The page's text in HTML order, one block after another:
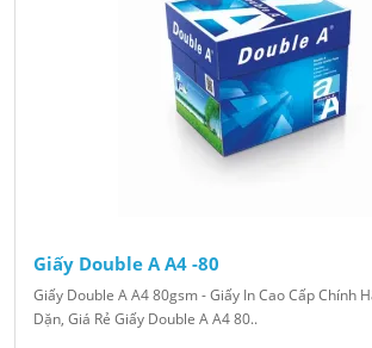
Giấy Double A A4 -80
Giấy Double A A4 80gsm - Giấy In Cao Cấp Chính
Dặn, Giá Rẻ Giấy Double A A4 80..